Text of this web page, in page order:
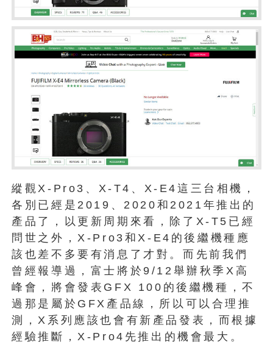
縱觀X-Pro3、X-T4、X-E4這三台相機，
各別已經是2019、2020和2021年推出的
產品了，以更新周期來看，除了X-T5已經
問世之外，X-Pro3和X-E4的後繼機種應
該也差不多要有消息了才對。而先前我們
曾經報導過，富士將於9/12舉辦秋季X高
峰會，將會發表GFX 100的後繼機種，不
過那是屬於GFX產品線，所以可以合理推
測，X系列應該也會有新產品發表，而根據
經驗推斷，X-Pro4先推出的機會最大。